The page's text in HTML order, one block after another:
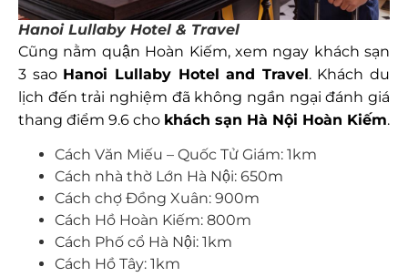
Hanoi Lullaby Hotel & Travel
Cũng nằm quận Hoàn Kiếm, xem ngay khách sạn
3 sao Hanoi Lullaby Hotel and Travel. Khách du
lịch đến trải nghiệm đã không ngần ngại đánh giá
thang điểm 9.6 cho khách sạn Hà Nội Hoàn Kiếm.
Cách Văn Miếu – Quốc Tử Giám: 1km
Cách nhà thờ Lớn Hà Nội: 650m
Cách chợ Đồng Xuân: 900m
Cách Hồ Hoàn Kiếm: 800m
Cách Phố cổ Hà Nội: 1km
Cách Hồ Tây: 1km